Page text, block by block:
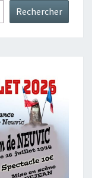
Rechercher